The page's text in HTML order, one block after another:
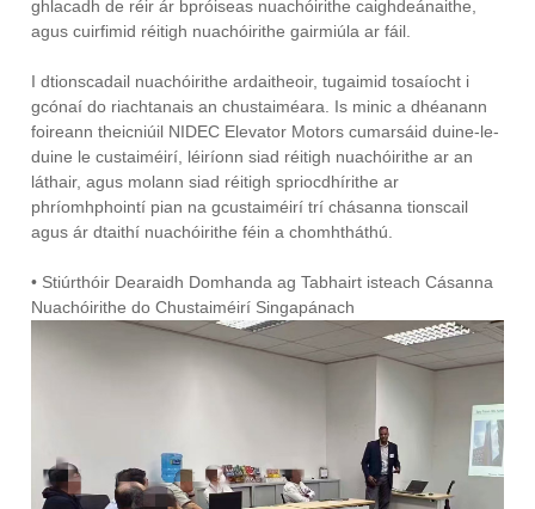
ghlacadh de réir ár bpróiseas nuachóirithe caighdeánaithe,
agus cuirfimid réitigh nuachóirithe gairmiúla ar fáil.
I dtionscadail nuachóirithe ardaitheoir, tugaimid tosaíocht i
gcónaí do riachtanais an chustaiméara. Is minic a dhéanann
foireann theicniúil NIDEC Elevator Motors cumarsáid duine-le-
duine le custaiméirí, léiríonn siad réitigh nuachóirithe ar an
láthair, agus molann siad réitigh spriocdhírithe ar
phríomhphointí pian na gcustaiméirí trí chásanna tionscail
agus ár dtaithí nuachóirithe féin a chomhtháthú.
• Stiúrthóir Dearaidh Domhanda ag Tabhairt isteach Cásanna
Nuachóirithe do Chustaiméirí Singapánach